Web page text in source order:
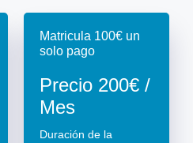
Matricula 100€ un
solo pago
Precio 200€ /
Mes
Duración de la